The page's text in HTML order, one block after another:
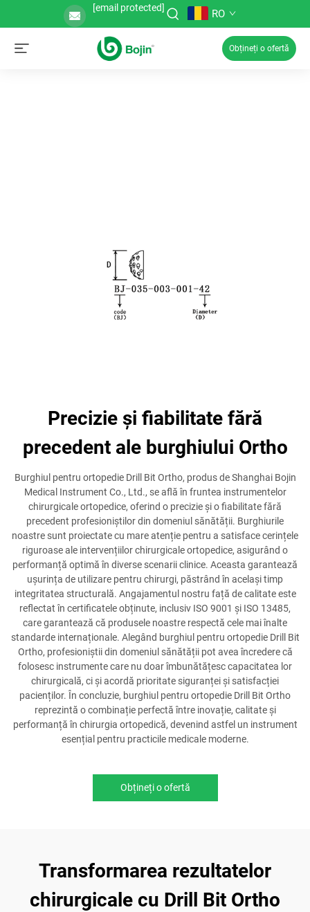
[email protected] RO
Obțineți o ofertă
Precizie și fiabilitate fără
precedent ale burghiului Ortho
Burghiul pentru ortopedie Drill Bit Ortho, produs de Shanghai Bojin
Medical Instrument Co., Ltd., se află în fruntea instrumentelor
chirurgicale ortopedice, oferind o precizie și o fiabilitate fără
precedent profesioniștilor din domeniul sănătății. Burghiurile
noastre sunt proiectate cu mare atenție pentru a satisface cerințele
riguroase ale intervențiilor chirurgicale ortopedice, asigurând o
performanță optimă în diverse scenarii clinice. Aceasta garantează
ușurința de utilizare pentru chirurgi, păstrând în același timp
integritatea structurală. Angajamentul nostru față de calitate este
reflectat în certificatele obținute, inclusiv ISO 9001 și ISO 13485,
care garantează că produsele noastre respectă cele mai înalte
standarde internaționale. Alegând burghiul pentru ortopedie Drill Bit
Ortho, profesioniștii din domeniul sănătății pot avea încredere că
folosesc instrumente care nu doar îmbunătățesc capacitatea lor
chirurgicală, ci și acordă prioritate siguranței și satisfacției
pacienților. În concluzie, burghiul pentru ortopedie Drill Bit Ortho
reprezintă o combinație perfectă între inovație, calitate și
performanță în chirurgia ortopedică, devenind astfel un instrument
esențial pentru practicile medicale moderne.
Obțineți o ofertă
Transformarea rezultatelor
chirurgicale cu Drill Bit Ortho